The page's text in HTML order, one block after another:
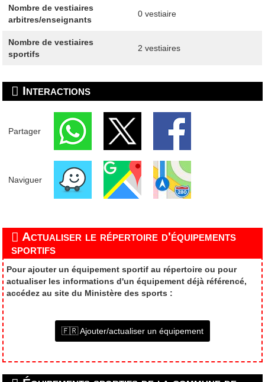
Nombre de vestiaires
arbitres/enseignants
0 vestiaire
Nombre de vestiaires
sportifs
2 vestiaires
Interactions
Partager
Naviguer
Actualiser le répertoire d'équipements
sportifs
Pour ajouter un équipement sportif au répertoire ou pour
actualiser les informations d'un équipement déjà référencé,
accédez au site du Ministère des sports :
🇫🇷 Ajouter/actualiser un équipement